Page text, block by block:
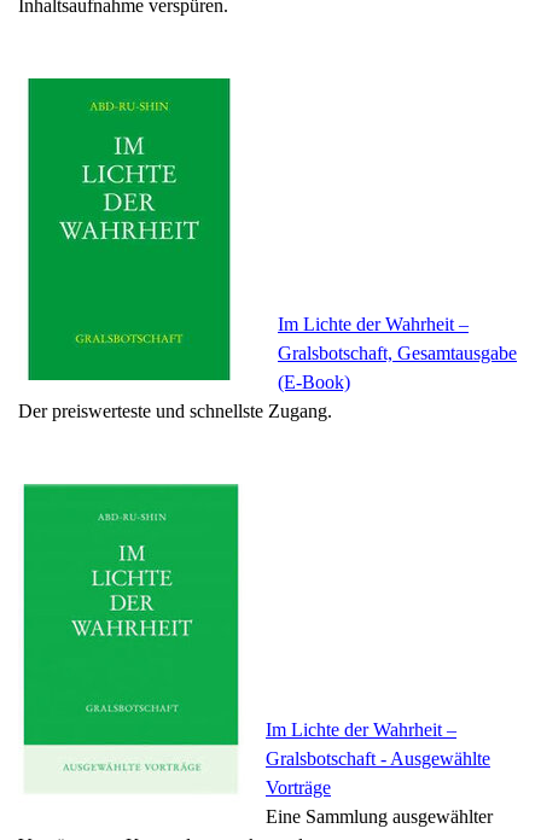
Inhaltsaufnahme verspüren.
Im Lichte der Wahrheit –
Gralsbotschaft, Gesamtausgabe
(E-Book)
Der preiswerteste und schnellste Zugang.
Im Lichte der Wahrheit –
Gralsbotschaft - Ausgewählte
Vorträge
Eine Sammlung ausgewählter